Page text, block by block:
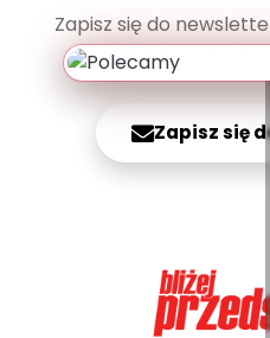
Zapisz się do
materiały prosto
Zapisz się